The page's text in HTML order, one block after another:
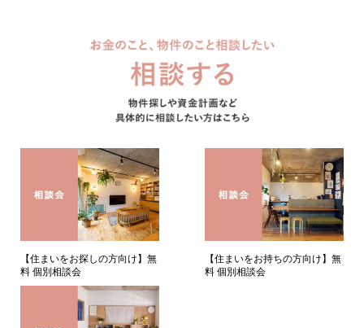
【住まいをお探しの方向け】無
料 個別相談会
【住まいをお持ちの方向け】無
料 個別相談会